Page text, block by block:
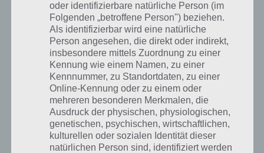
Weiter gibt es in Last Day On Earth zahlreiche Dekorationen wie
bspw. den Esstisch oder ein Bett. Dekorationen sind aktuell in Last
Day On Earth absolut nutzlos. Diese verschönern einfach nur dein
Zuhause, haben aber sonst keinerlei positive Bedeutung. Wenn du
ein Bett baust, kannst du dieses nicht benutzen (um sich bspw.
schlafen zu legen). Es ist einfach nur eine Dekoration zum
Anschauen.
Baue die Fußmatte, um den Startpunkt
deines Hauses zu definieren
oder identifizierbare natürliche Person (im
Folgenden „betroffene Person") beziehen.
Als identifizierbar wird eine natürliche
Person angesehen, die direkt oder indirekt,
insbesondere mittels Zuordnung zu einer
Kennung wie einem Namen, zu einer
Kennnummer, zu Standortdaten, zu einer
Online-Kennung oder zu einem oder
mehreren besonderen Merkmalen, die
Ausdruck der physischen, physiologischen,
genetischen, psychischen, wirtschaftlichen,
kulturellen oder sozialen Identität dieser
natürlichen Person sind, identifiziert werden